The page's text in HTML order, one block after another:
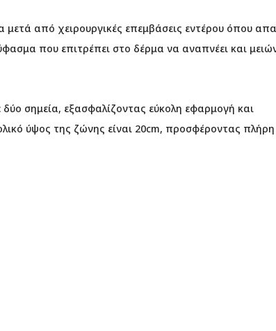
από χειρουργικές επεμβάσεις εντέρου όπου
που επιτρέπει στο δέρμα να αναπνέει και
δύο σημεία, εξασφαλίζοντας εύκολη εφαρμογή και
ύψος της ζώνης είναι 20cm, προσφέροντας πλήρη